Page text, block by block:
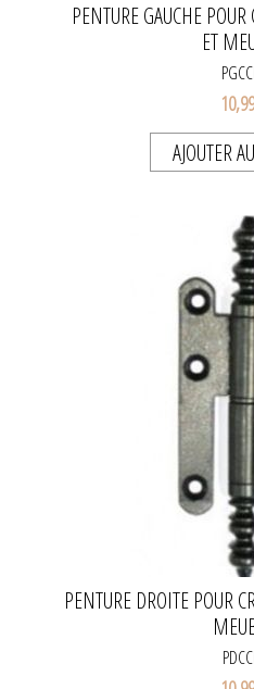
PENTURE GAUCHE
ET
AJOUTER
PENTURE DROITE POUR